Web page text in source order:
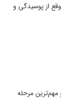
از پوسیدگی و
مرحله